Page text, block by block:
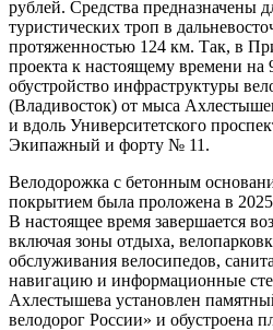
рублей. Средства предназначены
туристических троп в
протяженностью 124 км. Так, в
проекта к настоящему времени
обустройство инфраструктуры
(Владивосток) от мыса
и вдоль Университетского
Экипажный и форту № 11.
Велодорожка с бетонным
покрытием была проложена в
В настоящее время завершается
включая зоны отдыха,
обслуживания велосипедов,
навигацию и информационные
Ахлестышева установлен
велодорог России» и обустроена